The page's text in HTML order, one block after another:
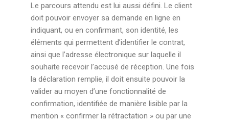
Le parcours attendu est lui aussi défini. Le client
doit pouvoir envoyer sa demande en ligne en
indiquant, ou en confirmant, son identité, les
éléments qui permettent d’identifier le contrat,
ainsi que l’adresse électronique sur laquelle il
souhaite recevoir l’accusé de réception. Une fois
la déclaration remplie, il doit ensuite pouvoir la
valider au moyen d’une fonctionnalité de
confirmation, identifiée de manière lisible par la
mention « confirmer la rétractation » ou par une